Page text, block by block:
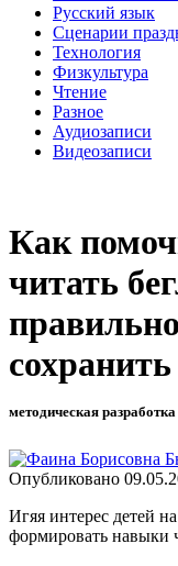
Русский язык
Сценарии
Технология
Физкультура
Чтение
Разное
Аудиозаписи
Видеозаписи
Как
читать
методическая
Опубликовано
Игяя интерес детей
формировать навыки